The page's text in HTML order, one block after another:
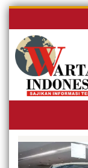
Skip
content